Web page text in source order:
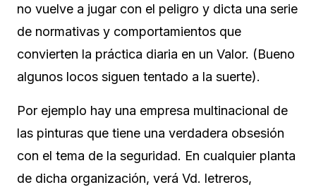
no vuelve a jugar con el peligro y dicta una serie
de normativas y comportamientos que
convierten la práctica diaria en un Valor. (Bueno
algunos locos siguen tentado a la suerte).
Por ejemplo hay una empresa multinacional de
las pinturas que tiene una verdadera obsesión
con el tema de la seguridad. En cualquier planta
de dicha organización, verá Vd. letreros,